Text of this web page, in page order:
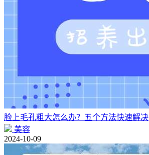
脸上毛孔粗大怎么办？五个方法快速解决
美容
2024-10-09